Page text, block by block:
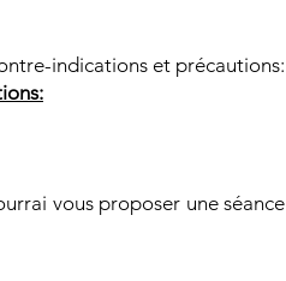
indications et précautions:​
vous proposer une séance